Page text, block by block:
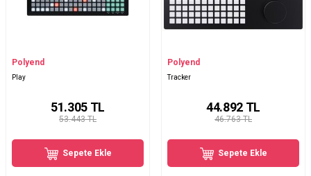
Polyend
Play
53.443 TL
51.305TL
Sepete Ekle
Polyend
Tracker
46.763 TL
44.892TL
Sepete Ekle